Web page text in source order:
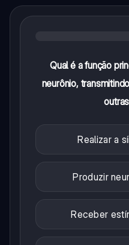
Qual é a função
neurônio,
Realizar a
Produzir
Receber